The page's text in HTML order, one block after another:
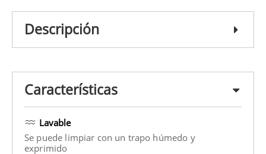
Descripción
Características
Lavable
Se puede limpiar con un trapo húmedo y
exprimido